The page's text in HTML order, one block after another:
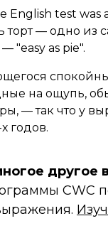
English test was
торт — одно из
"easy as pie".
на ощупь,
— так что у
годов.
другое
CWC